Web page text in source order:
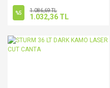
%5 1.086,69 TL
1.032,36 TL